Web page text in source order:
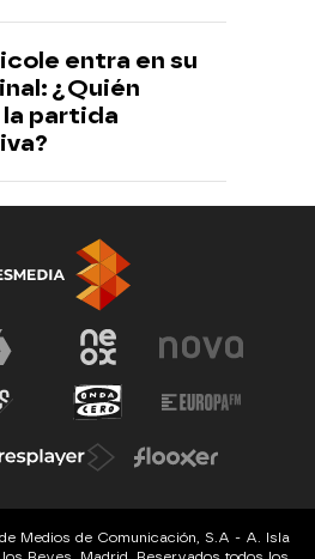
entra en su
¿Quién
la partida
Medios de Comunicación, S.A - A. Isla